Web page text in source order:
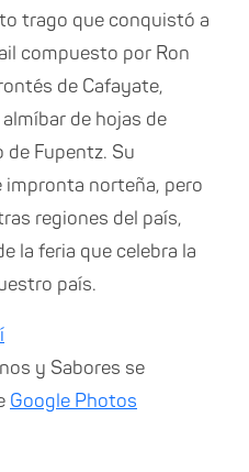
trago que conquistó a
compuesto por Ron
de Cafayate,
de hojas de
de Fupentz. Su
impronta norteña, pero
regiones del país,
la feria que celebra la
país.
y Sabores se
Google Photos